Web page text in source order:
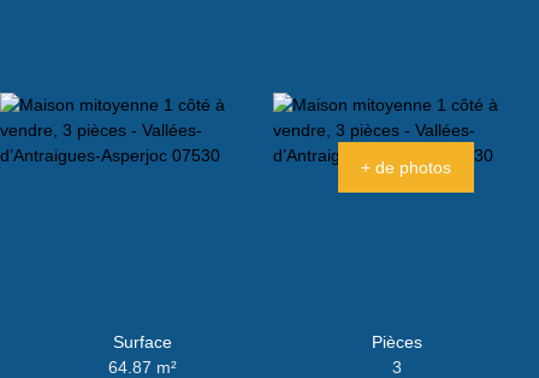
+ de photos
Surface
64.87 m²
Pièces
3